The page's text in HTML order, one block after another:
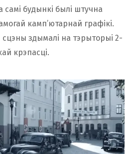
самі будынкі былі штучна
камп’ютарнай графікі.
здымалі на тэрыторыі 2-
крэпасці.